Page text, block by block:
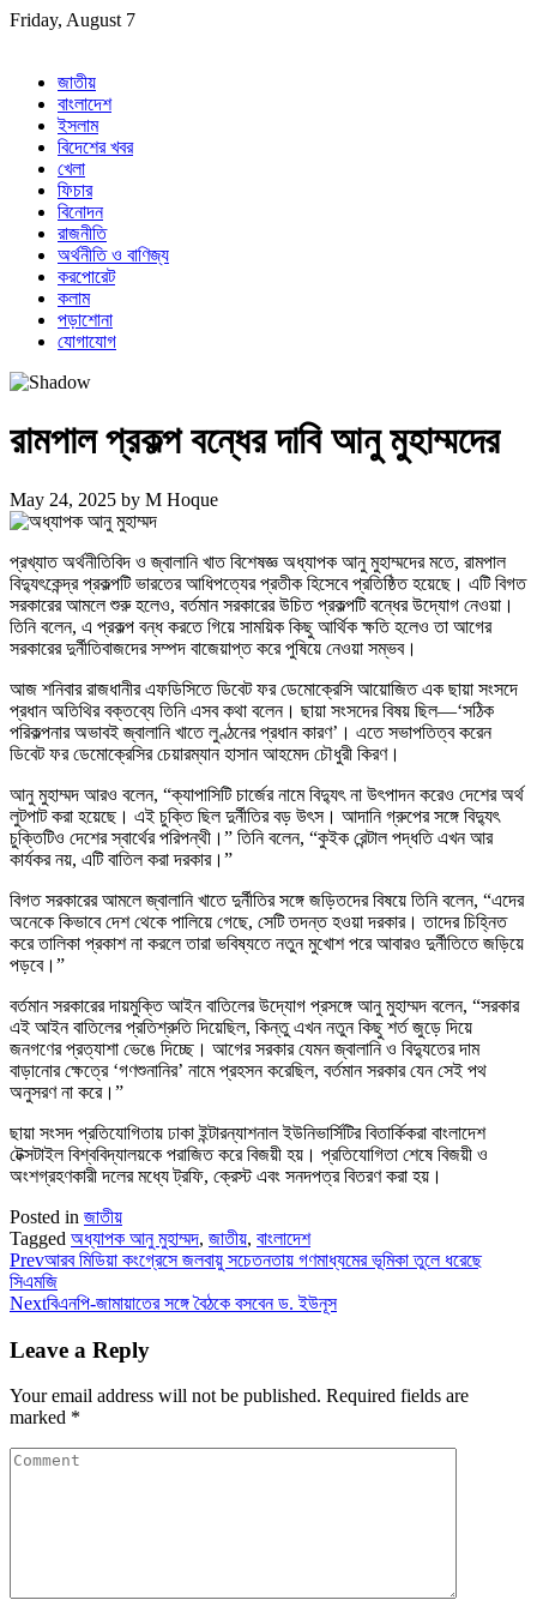
Skip
Friday, August 7
জাতীয়
বাংলাদেশ
ইসলাম
বিদেশের খবর
খেলা
ফিচার
বিনোদন
রাজনীতি
অর্থনীতি ও বাণিজ্য
করপোরেট
কলাম
পড়াশোনা
যোগাযোগ
রামপাল প্রকল্প বন্ধের দাবি আনু মুহাম্মদের
May 24, 2025 by M Hoque
প্রখ্যাত অর্থনীতিবিদ ও জ্বালানি খাত বিশেষজ্ঞ অধ্যাপক আনু মুহাম্মদের মতে, রামপাল
বিদ্যুৎকেন্দ্র প্রকল্পটি ভারতের আধিপত্যের প্রতীক হিসেবে প্রতিষ্ঠিত হয়েছে। এটি বিগত
সরকারের আমলে শুরু হলেও, বর্তমান সরকারের উচিত প্রকল্পটি বন্ধের উদ্যোগ নেওয়া।
তিনি বলেন, এ প্রকল্প বন্ধ করতে গিয়ে সাময়িক কিছু আর্থিক ক্ষতি হলেও তা আগের
সরকারের দুর্নীতিবাজদের সম্পদ বাজেয়াপ্ত করে পুষিয়ে নেওয়া সম্ভব।
আজ শনিবার রাজধানীর এফডিসিতে ডিবেট ফর ডেমোক্রেসি আয়োজিত এক ছায়া সংসদে
প্রধান অতিথির বক্তব্যে তিনি এসব কথা বলেন। ছায়া সংসদের বিষয় ছিল—‘সঠিক
পরিকল্পনার অভাবই জ্বালানি খাতে লুণ্ঠনের প্রধান কারণ’। এতে সভাপতিত্ব করেন
ডিবেট ফর ডেমোক্রেসির চেয়ারম্যান হাসান আহমেদ চৌধুরী কিরণ।
আনু মুহাম্মদ আরও বলেন, “ক্যাপাসিটি চার্জের নামে বিদ্যুৎ না উৎপাদন করেও দেশের অর্থ
লুটপাট করা হয়েছে। এই চুক্তি ছিল দুর্নীতির বড় উৎস। আদানি গ্রুপের সঙ্গে বিদ্যুৎ
চুক্তিটিও দেশের স্বার্থের পরিপন্থী।” তিনি বলেন, “কুইক রেন্টাল পদ্ধতি এখন আর
কার্যকর নয়, এটি বাতিল করা দরকার।”
বিগত সরকারের আমলে জ্বালানি খাতে দুর্নীতির সঙ্গে জড়িতদের বিষয়ে তিনি বলেন, “এদের
অনেকে কিভাবে দেশ থেকে পালিয়ে গেছে, সেটি তদন্ত হওয়া দরকার। তাদের চিহ্নিত
করে তালিকা প্রকাশ না করলে তারা ভবিষ্যতে নতুন মুখোশ পরে আবারও দুর্নীতিতে জড়িয়ে
পড়বে।”
বর্তমান সরকারের দায়মুক্তি আইন বাতিলের উদ্যোগ প্রসঙ্গে আনু মুহাম্মদ বলেন, “সরকার
এই আইন বাতিলের প্রতিশ্রুতি দিয়েছিল, কিন্তু এখন নতুন কিছু শর্ত জুড়ে দিয়ে
জনগণের প্রত্যাশা ভেঙে দিচ্ছে। আগের সরকার যেমন জ্বালানি ও বিদ্যুতের দাম
বাড়ানোর ক্ষেত্রে ‘গণশুনানির’ নামে প্রহসন করেছিল, বর্তমান সরকার যেন সেই পথ
অনুসরণ না করে।”
ছায়া সংসদ প্রতিযোগিতায় ঢাকা ইন্টারন্যাশনাল ইউনিভার্সিটির বিতার্কিকরা বাংলাদেশ
টেক্সটাইল বিশ্ববিদ্যালয়কে পরাজিত করে বিজয়ী হয়। প্রতিযোগিতা শেষে বিজয়ী ও
অংশগ্রহণকারী দলের মধ্যে ট্রফি, ক্রেস্ট এবং সনদপত্র বিতরণ করা হয়।
Posted in জাতীয়
Tagged অধ্যাপক আনু মুহাম্মদ, জাতীয়, বাংলাদেশ
Prevআরব মিডিয়া কংগ্রেসে জলবায়ু সচেতনতায় গণমাধ্যমের ভূমিকা তুলে ধরেছে
সিএমজি
Nextবিএনপি-জামায়াতের সঙ্গে বৈঠকে বসবেন ড. ইউনূস
Leave a Reply
Your email address will not be published. Required fields are
marked *